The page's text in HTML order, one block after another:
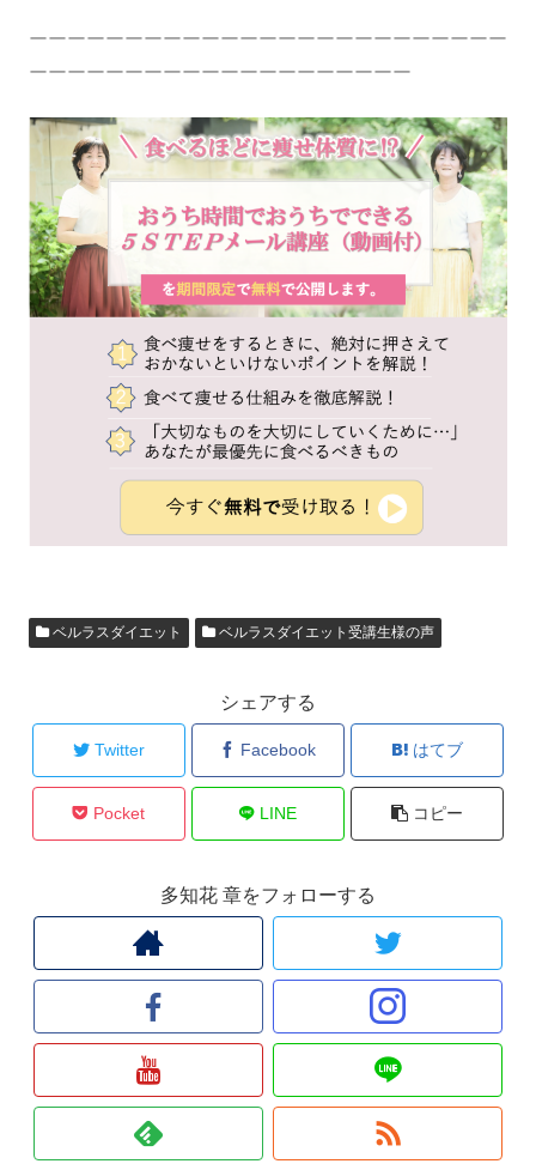
ーーーーーーーーーーーーーーーーーーーーーーーーー
ーーーーーーーーーーーーーーーーーーーー
ベルラスダイエット ベルラスダイエット受講生様の声
シェアする
Twitter Facebook はてブ
Pocket LINE コピー
多知花 章をフォローする